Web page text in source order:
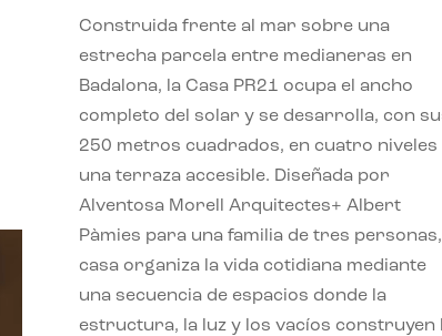
Construida frente al mar sobre una
estrecha parcela entre medianeras en
Badalona, la Casa PR21 ocupa el ancho
completo del solar y se desarrolla, con
250 metros cuadrados, en cuatro niveles
una terraza accesible. Diseñada por
Alventosa Morell Arquitectes+ Albert
Pàmies para una familia de tres
casa organiza la vida cotidiana mediante
una secuencia de espacios donde la
estructura, la luz y los vacíos construyen